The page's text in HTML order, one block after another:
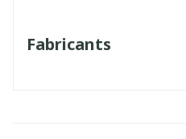
Fabricants